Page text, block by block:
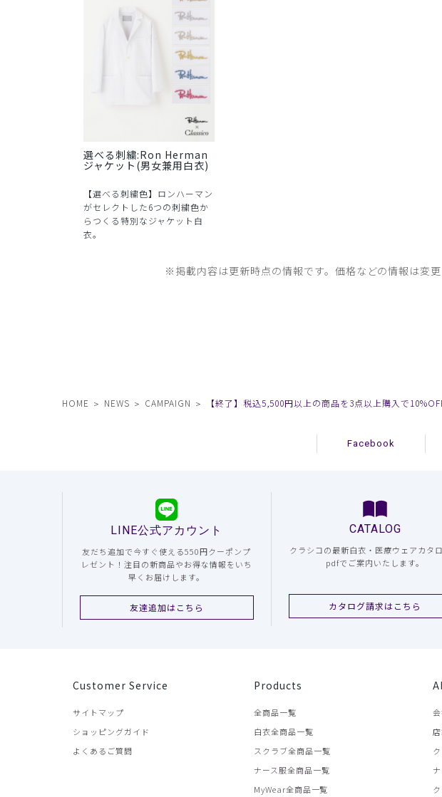
選べる刺繍:Ron Herman
ジャケット(男女兼用白衣)
【選べる刺繍色】ロンハーマン
がセレクトした6つの刺繍色か
らつくる特別なジャケット白
衣。
※掲載内容は更新時点の情報です。価格などの情報は変更
HOME NEWS CAMPAIGN 【終了】税込5,500円以上の商品を3点以上購入で
Facebook
LINE公式アカウント
友だち追加で今すぐ使える550円クーポンプ
レゼント！注目の新商品やお得な情報をいち
早くお届けします。
友達追加はこちら
CATALOG
クラシコの最新白衣・医療ウェアカタ
pdfでご案内いたします。
カタログ請求はこちら
Customer Service
サイトマップ
ショッピングガイド
よくあるご質問
Products
全商品一覧
白衣全商品一覧
スクラブ全商品一覧
ナース服全商品一覧
MyWear全商品一覧